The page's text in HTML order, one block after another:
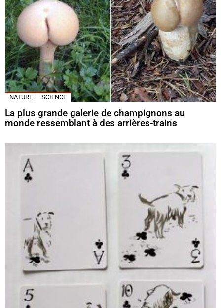
NATURE SCIENCE
La plus grande galerie de champignons au
monde ressemblant à des arrières-trains